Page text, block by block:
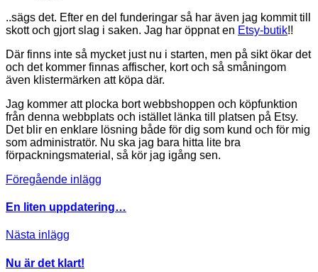
..sägs det. Efter en del funderingar så har även jag kommit till
skott och gjort slag i saken. Jag har öppnat en Etsy-butik!!
Där finns inte så mycket just nu i starten, men på sikt ökar det
och det kommer finnas affischer, kort och så småningom
även klistermärken att köpa där.
Jag kommer att plocka bort webbshoppen och köpfunktion
från denna webbplats och istället länka till platsen på Etsy.
Det blir en enklare lösning både för dig som kund och för mig
som administratör. Nu ska jag bara hitta lite bra
förpackningsmaterial, så kör jag igång sen.
Föregående inlägg
En liten uppdatering…
Nästa inlägg
Nu är det klart!